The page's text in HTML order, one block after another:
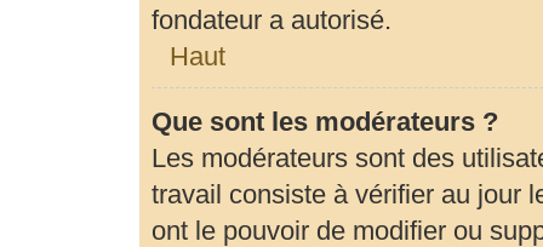
fondateur a autorisé.
Haut
Que sont les modérateurs ?
Les modérateurs sont des
travail consiste à vérifier au jour
ont le pouvoir de modifier ou